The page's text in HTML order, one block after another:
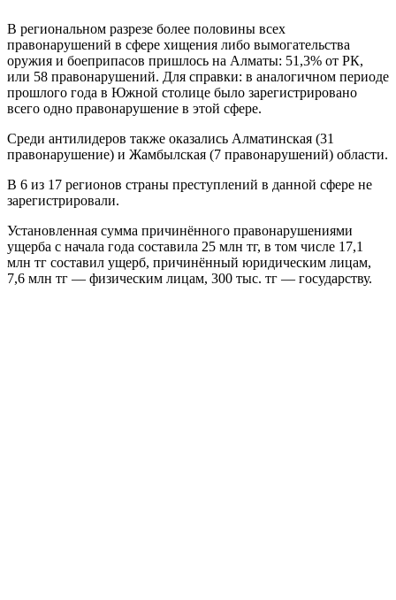
В региональном разрезе более половины всех
правонарушений в сфере хищения либо вымогательства
оружия и боеприпасов пришлось на Алматы: 51,3% от РК,
или 58 правонарушений. Для справки: в аналогичном периоде
прошлого года в Южной столице было зарегистрировано
всего одно правонарушение в этой сфере.
Среди антилидеров также оказались Алматинская (31
правонарушение) и Жамбылская (7 правонарушений) области.
В 6 из 17 регионов страны преступлений в данной сфере не
зарегистрировали.
Установленная сумма причинённого правонарушениями
ущерба с начала года составила 25 млн тг, в том числе 17,1
млн тг составил ущерб, причинённый юридическим лицам,
7,6 млн тг — физическим лицам, 300 тыс. тг — государству.